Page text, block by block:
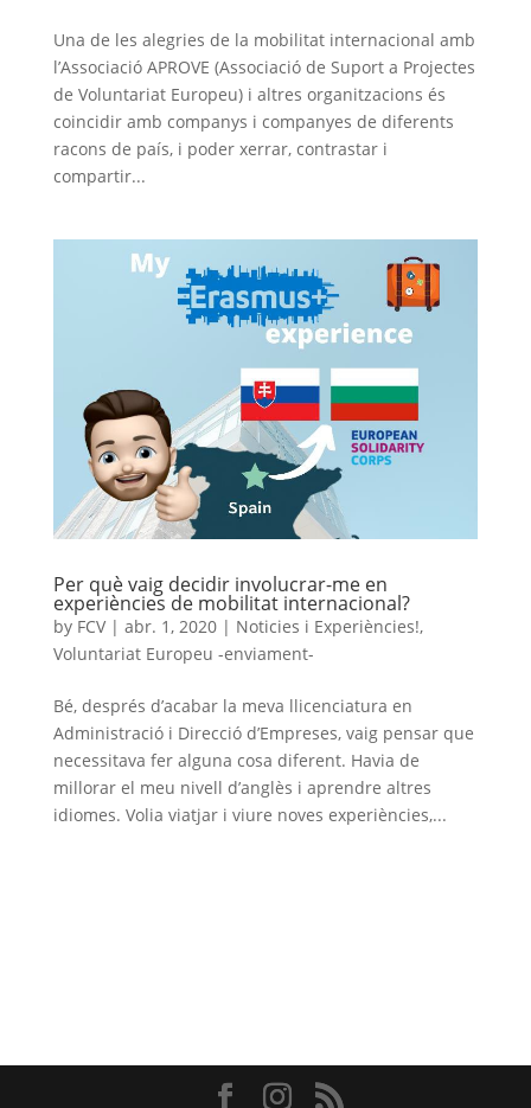
Una de les alegries de la mobilitat internacional amb
l’Associació APROVE (Associació de Suport a Projectes
de Voluntariat Europeu) i altres organitzacions és
coincidir amb companys i companyes de diferents
racons de país, i poder xerrar, contrastar i
compartir...
Per què vaig decidir involucrar-me en
experiències de mobilitat internacional?
by FCV| abr. 1, 2020| Noticies i Experiències!,
Voluntariat Europeu -enviament-
Bé, després d’acabar la meva llicenciatura en
Administració i Direcció d’Empreses, vaig pensar que
necessitava fer alguna cosa diferent. Havia de
millorar el meu nivell d’anglès i aprendre altres
idiomes. Volia viatjar i viure noves experiències,...